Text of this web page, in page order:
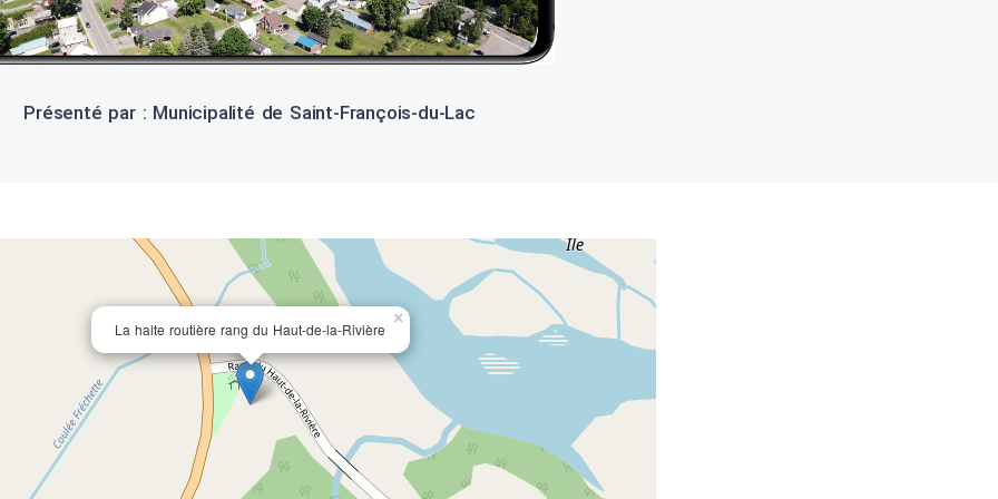
Présenté par : Municipalité de Saint-François-du-Lac
La halte routière rang du Haut-de-la-Rivière
×